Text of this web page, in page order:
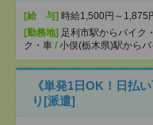
[給 与] 時給1,500円～1,875
[勤務地] 足利市駅からバイク
ク・車 / 小俣(栃木県)駅から
《単発1日OK！日払
り[派遣]